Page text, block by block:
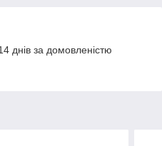
днів за домовленістю